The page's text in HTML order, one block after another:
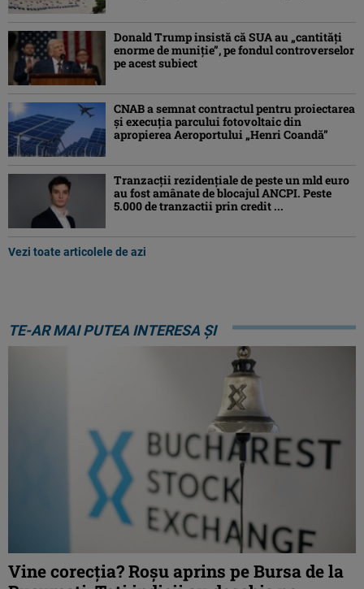
Donald Trump insistă că SUA au „cantităţi
enorme de muniţie”, pe fondul controverselor
pe acest subiect
CNAB a semnat contractul pentru proiectarea
şi execuţia parcului fotovoltaic din
apropierea Aeroportului „Henri Coandă”
Tranzacții rezidențiale de peste un mld euro
au fost amânate de blocajul ANCPI. Peste
5.000 de tranzactii prin credit ...
Vezi toate articolele de azi
TE-AR MAI PUTEA INTERESA ȘI
Vine corecția? Roșu aprins pe Bursa de la